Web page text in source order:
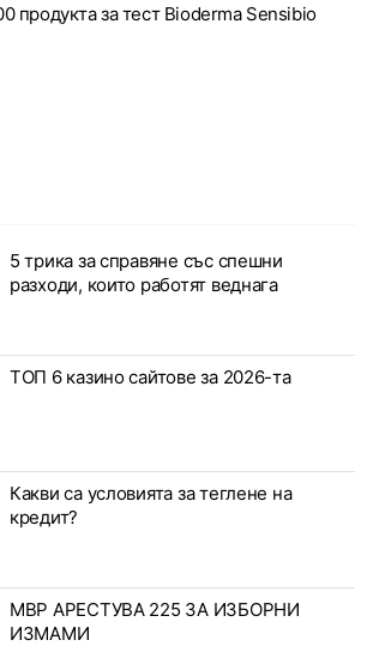
продукта за тест Bioderma Sensibio
5 трика за справяне със спешни
разходи, които работят веднага
ТОП 6 казино сайтове за 2026-та
Какви са условията за теглене на
кредит?
МВР АРЕСТУВА 225 ЗА ИЗБОРНИ
ИЗМАМИ